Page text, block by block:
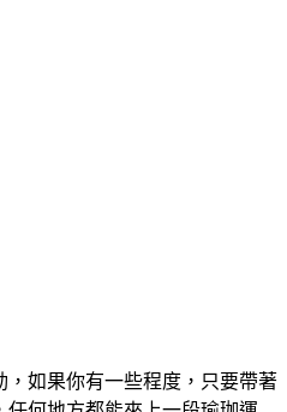
如果你有一些程度，只要帶著